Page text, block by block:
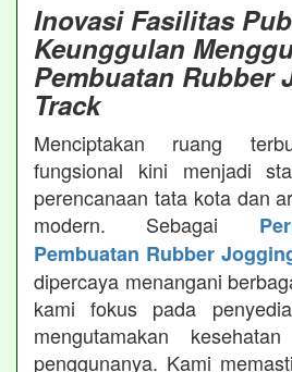
Inovasi Fasilitas
Keunggulan
Pembuatan Rubber
Track
Menciptakan ruang
fungsional kini menjadi
perencanaan tata kota dan
modern. Sebagai
Pembuatan Rubber
dipercaya menangani
kami fokus pada
mengutamakan
penggunanya. Kami